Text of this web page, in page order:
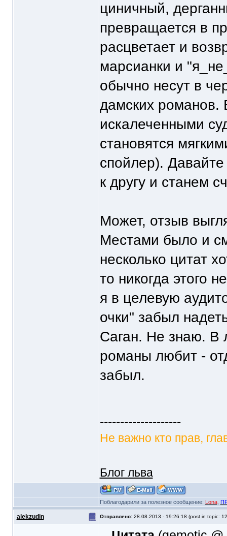
циничный,
превращается в
расцветает и
марсианки и
обычно несут в
дамских
искалеченными
становятся
спойлер).
к другу и станем
Может, отзыв
Местами было и
несколько цитат
то никогда этого
я в целевую
очки" забыл
Саган. Не знаю. В
романы любит -
забыл.
--------------------
Не важно кто прав,
Блог льва
Поблагодарили за полезное сообщение: Lona,
alekzudin Отправлено: 28.08.2013 - 19:26:18 (post in topic: